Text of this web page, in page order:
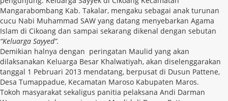
Mangarabombang Kab. Takalar, mengaku sebagai anak turunan
cucu Nabi Muhammad SAW yang datang menyebarkan Agama
Islam di Cikoang dan sampai sekarang dikenal dengan sebutan
“Keluarga Sayyed”.
Demikian halnya dengan peringatan Maulid yang akan
dilaksanakan Keluarga Besar Khalwatiyah, akan diselenggarakan
tanggal 1 Pebruari 2013 mendatang, berpusat di Dusun Pattene,
Desa Tumappadue, Kecamatan Maroso Kabupaten Maros.
Tokoh masyarakat sekaligus panitia pelaksana Andi Darman